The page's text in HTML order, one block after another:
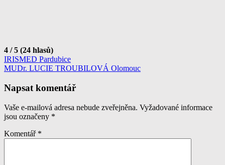
4 / 5 (24 hlasů)
Navigace
pro
příspěvek
IRISMED Pardubice
MUDr. LUCIE TROUBILOVÁ Olomouc
Napsat komentář
Vaše e-mailová adresa nebude zveřejněna. Vyžadované informace
jsou označeny *
Komentář *